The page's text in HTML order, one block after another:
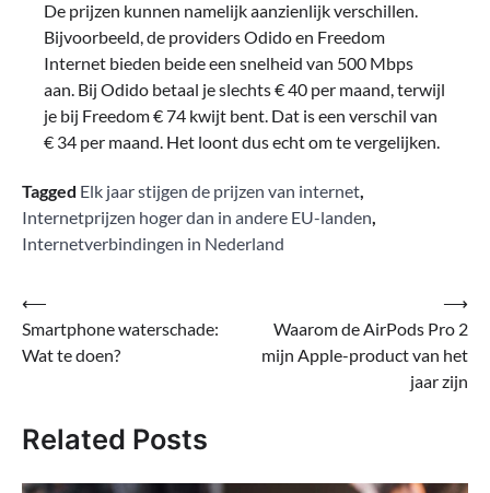
De prijzen kunnen namelijk aanzienlijk verschillen.
Bijvoorbeeld, de providers Odido en Freedom
Internet bieden beide een snelheid van 500 Mbps
aan. Bij Odido betaal je slechts € 40 per maand, terwijl
je bij Freedom € 74 kwijt bent. Dat is een verschil van
€ 34 per maand. Het loont dus echt om te vergelijken.
Tagged Elk jaar stijgen de prijzen van internet,
Internetprijzen hoger dan in andere EU-landen,
Internetverbindingen in Nederland
Bericht
navigatie
⟵
Smartphone waterschade:
Wat te doen?
Waarom de AirPods Pro 2
mijn Apple-product van het
jaar zijn
⟶
Related Posts